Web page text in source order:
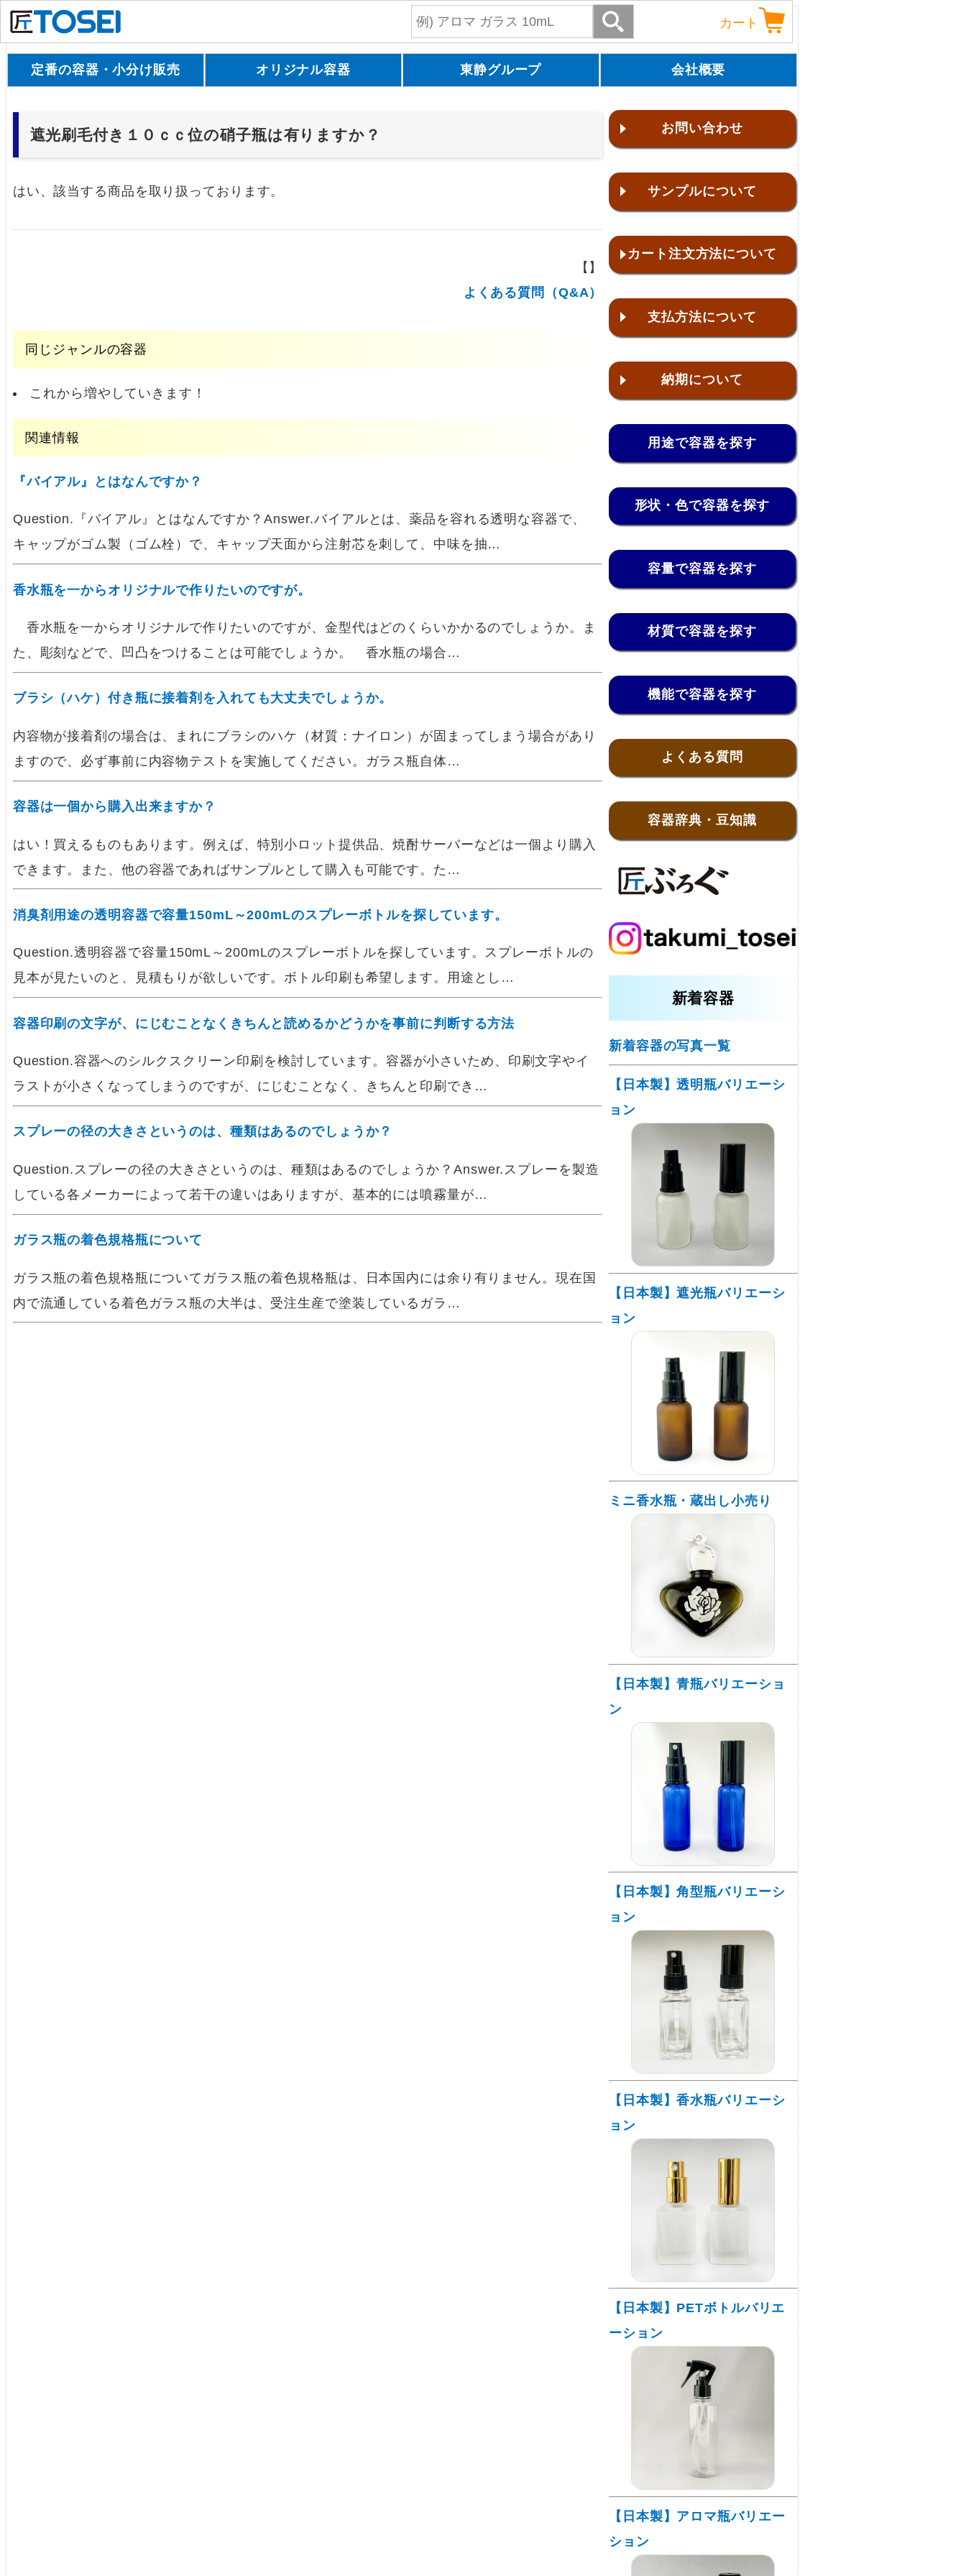
カート
遮光刷毛付き１０ｃｃ位の硝子瓶は有りますか？
はい、該当する商品を取り扱っております。
【】
よくある質問（Q&A）
同じジャンルの容器
これから増やしていきます！
関連情報
『バイアル』とはなんですか？
Question.『バイアル』とはなんですか？Answer.バイアルとは、薬品を容れる透明な容器で、
キャップがゴム製（ゴム栓）で、キャップ天面から注射芯を刺して、中味を抽…
香水瓶を一からオリジナルで作りたいのですが。
香水瓶を一からオリジナルで作りたいのですが、金型代はどのくらいかかるのでしょうか。ま
た、彫刻などで、凹凸をつけることは可能でしょうか。 香水瓶の場合…
ブラシ（ハケ）付き瓶に接着剤を入れても大丈夫でしょうか。
内容物が接着剤の場合は、まれにブラシのハケ（材質：ナイロン）が固まってしまう場合があり
ますので、必ず事前に内容物テストを実施してください。ガラス瓶自体…
容器は一個から購入出来ますか？
はい！買えるものもあります。例えば、特別小ロット提供品、焼酎サーバーなどは一個より購入
できます。また、他の容器であればサンプルとして購入も可能です。た…
消臭剤用途の透明容器で容量150mL～200mLのスプレーボトルを探しています。
Question.透明容器で容量150mL～200mLのスプレーボトルを探しています。スプレーボトルの
見本が見たいのと、見積もりが欲しいです。ボトル印刷も希望します。用途とし…
容器印刷の文字が、にじむことなくきちんと読めるかどうかを事前に判断する方法
Question.容器へのシルクスクリーン印刷を検討しています。容器が小さいため、印刷文字やイ
ラストが小さくなってしまうのですが、にじむことなく、きちんと印刷でき…
スプレーの径の大きさというのは、種類はあるのでしょうか？
Question.スプレーの径の大きさというのは、種類はあるのでしょうか？Answer.スプレーを製造
している各メーカーによって若干の違いはありますが、基本的には噴霧量が…
ガラス瓶の着色規格瓶について
ガラス瓶の着色規格瓶についてガラス瓶の着色規格瓶は、日本国内には余り有りません。現在国
内で流通している着色ガラス瓶の大半は、受注生産で塗装しているガラ…
定番の容器・小分け販売 オリジナル容器 東静グループ 会社概要
お問い合わせ
サンプルについて
カート注文方法について
支払方法について
納期について
用途で容器を探す
形状・色で容器を探す
容量で容器を探す
材質で容器を探す
機能で容器を探す
よくある質問
容器辞典・豆知識
新着容器
新着容器の写真一覧
【日本製】透明瓶バリエーシ
ョン
【日本製】遮光瓶バリエーシ
ョン
ミニ香水瓶・蔵出し小売り
【日本製】青瓶バリエーショ
ン
【日本製】角型瓶バリエーシ
ョン
【日本製】香水瓶バリエーシ
ョン
【日本製】PETボトルバリエ
ーション
【日本製】アロマ瓶バリエー
ション